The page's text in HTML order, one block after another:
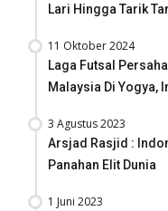
Lari Hingga Tarik
11 Oktober 2024
Laga Futsal
Malaysia Di Yogya,
3 Agustus 2023
Arsjad Rasjid :
Panahan Elit Dunia
1 Juni 2023